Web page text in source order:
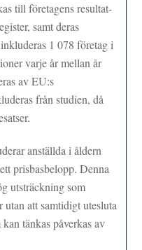
till företagens resultat-
samt deras
1 078 företag i
varje år mellan år
av EU:s
från studien, då
anställda i åldern
prisbasbelopp. Denna
utsträckning som
att samtidigt utesluta
tänkas påverkas av